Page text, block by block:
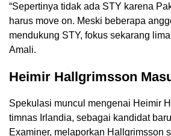
“Sepertinya tidak ada STY karena
harus move on. Meski beberapa
mendukung STY, fokus sekarang
Amali.
Heimir Hallgrimsson
Spekulasi muncul mengenai Heimir
timnas Irlandia, sebagai kandidat
Examiner, melaporkan Hallgrimsson